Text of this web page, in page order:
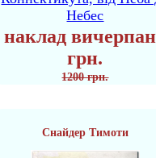
Небес
наклад
грн.
1200 грн.
Снайдер Тимоти